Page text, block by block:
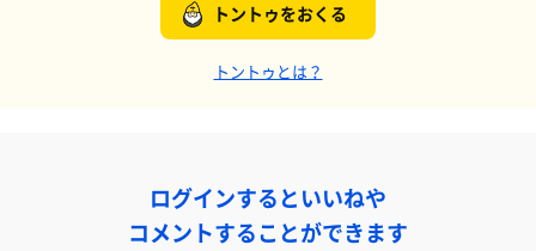
トントゥをおくる
トントゥとは？
ログインするといいねや
コメントすることができます